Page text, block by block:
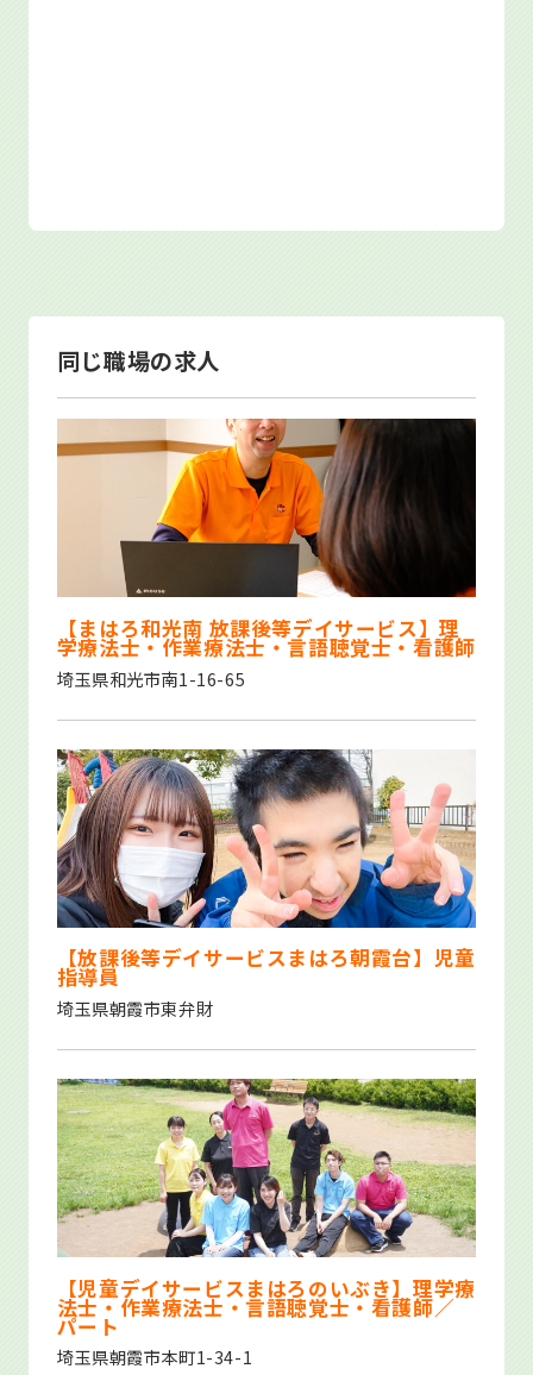
同じ職場の求人
【まはろ和光南 放課後等デイサービス】理
学療法士・作業療法士・言語聴覚士・看護師
埼玉県和光市南1-16-65
【放課後等デイサービスまはろ朝霞台】児童
指導員
埼玉県朝霞市東弁財
【児童デイサービスまはろのいぶき】理学療
法士・作業療法士・言語聴覚士・看護師／
パート
埼玉県朝霞市本町1-34-1